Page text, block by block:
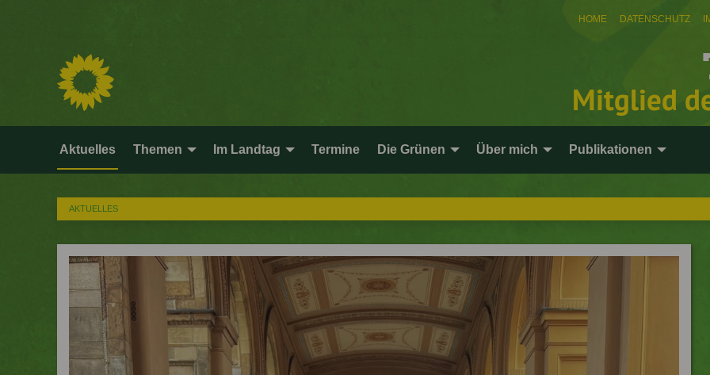
HOME DATENSCHUTZ
Mitglied
Aktuelles Themen Im Landtag Termine Die Grünen Über mich Publikationen
AKTUELLES